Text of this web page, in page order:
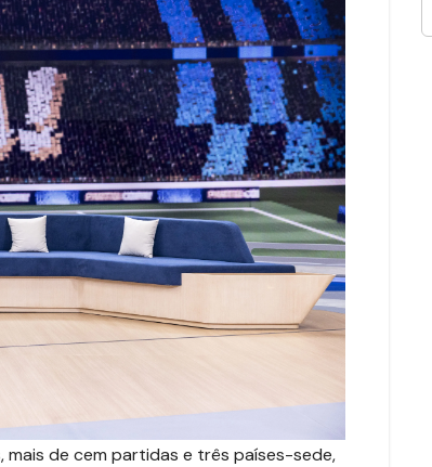
de cem partidas e três países-sede,